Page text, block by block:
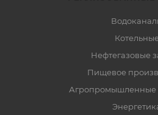
Нефтегазовые
Пищевое
Агропромышленные